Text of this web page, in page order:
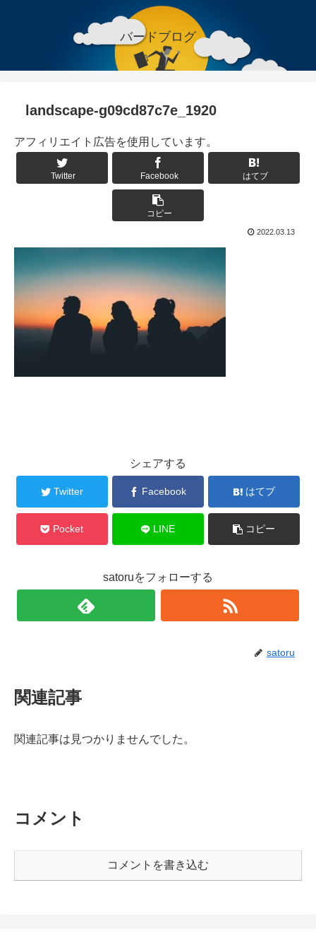
バードブログ
landscape-g09cd87c7e_1920
アフィリエイト広告を使用しています。
Twitter Facebook はてブ
コピー
2022.03.13
シェアする
Twitter Facebook はてブ
Pocket LINE コピー
satoruをフォローする
satoru
関連記事
関連記事は見つかりませんでした。
コメント
コメントを書き込む